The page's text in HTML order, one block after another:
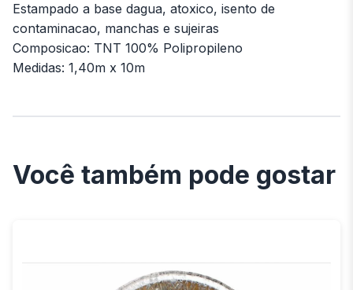
Estampado a base dagua, atoxico, isento de
contaminacao, manchas e sujeiras
Composicao: TNT 100% Polipropileno
Medidas: 1,40m x 10m
Você também pode gostar